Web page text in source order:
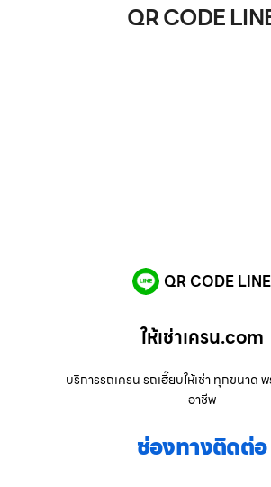
QR CODE
QR CODE LINE
ให้เช่าเครน.com
บริการรถเครน รถเฮี๊ยบให้เช่า ทุกขนาด
อาชีพ
ช่องทางติดต่อ